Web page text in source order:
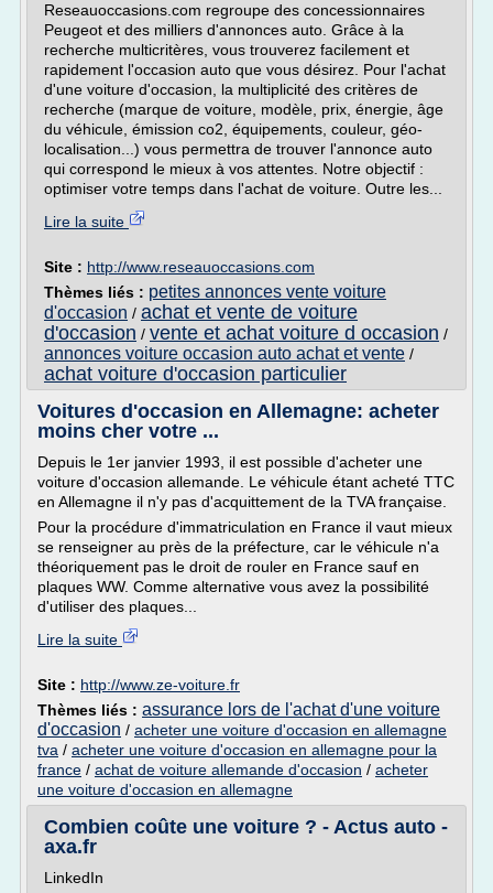
Reseauoccasions.com regroupe des concessionnaires
Peugeot et des milliers d'annonces auto. Grâce à la
recherche multicritères, vous trouverez facilement et
rapidement l'occasion auto que vous désirez. Pour l'achat
d'une voiture d'occasion, la multiplicité des critères de
recherche (marque de voiture, modèle, prix, énergie, âge
du véhicule, émission co2, équipements, couleur, géo-
localisation...) vous permettra de trouver l'annonce auto
qui correspond le mieux à vos attentes. Notre objectif :
optimiser votre temps dans l'achat de voiture. Outre les...
Lire la suite
Site : http://www.reseauoccasions.com
Thèmes liés : petites annonces vente voiture
d'occasion / achat et vente de voiture
d'occasion / vente et achat voiture d occasion /
annonces voiture occasion auto achat et vente /
achat voiture d'occasion particulier
Voitures d'occasion en Allemagne: acheter
moins cher votre ...
Depuis le 1er janvier 1993, il est possible d'acheter une
voiture d'occasion allemande. Le véhicule étant acheté TTC
en Allemagne il n'y pas d'acquittement de la TVA française.
Pour la procédure d'immatriculation en France il vaut mieux
se renseigner au près de la préfecture, car le véhicule n'a
théoriquement pas le droit de rouler en France sauf en
plaques WW. Comme alternative vous avez la possibilité
d'utiliser des plaques...
Lire la suite
Site : http://www.ze-voiture.fr
Thèmes liés : assurance lors de l'achat d'une voiture
d'occasion / acheter une voiture d'occasion en allemagne
tva / acheter une voiture d'occasion en allemagne pour la
france / achat de voiture allemande d'occasion / acheter
une voiture d'occasion en allemagne
Combien coûte une voiture ? - Actus auto -
axa.fr
LinkedIn